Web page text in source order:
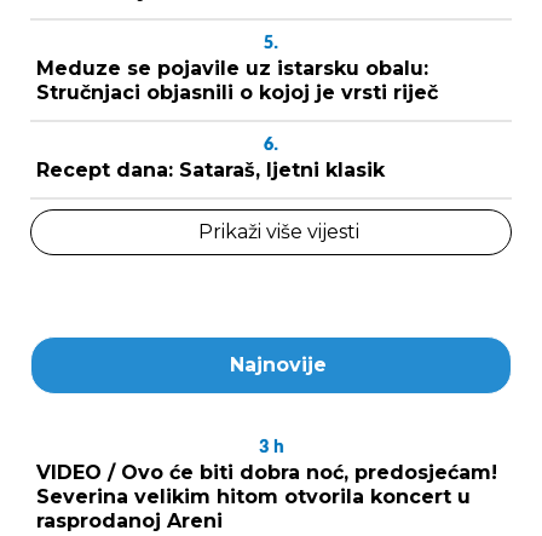
5.
Meduze se pojavile uz istarsku obalu:
Stručnjaci objasnili o kojoj je vrsti riječ
6.
Recept dana: Sataraš, ljetni klasik
Prikaži više vijesti
Najnovije
3 h
VIDEO / Ovo će biti dobra noć, predosjećam!
Severina velikim hitom otvorila koncert u
rasprodanoj Areni